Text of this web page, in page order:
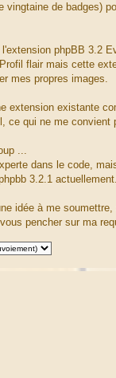
vingtaine de badges)
phpBB 3.2
flair mais cette
mes propres images.
extension existante
ce qui ne me convient
...
dans le code,
3.2.1 actuellement.
idée à me
pencher sur ma